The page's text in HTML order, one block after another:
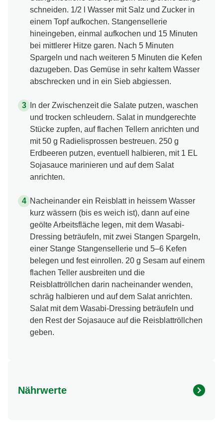
schneiden. 1/2 l Wasser mit Salz und Zucker in
einem Topf aufkochen. Stangensellerie
hineingeben, einmal aufkochen und 15 Minuten
bei mittlerer Hitze garen. Nach 5 Minuten
Spargeln und nach weiteren 5 Minuten die Kefen
dazugeben. Das Gemüse in sehr kaltem Wasser
abschrecken und in ein Sieb abgiessen.
In der Zwischenzeit die Salate putzen, waschen
und trocken schleudern. Salat in mundgerechte
Stücke zupfen, auf flachen Tellern anrichten und
mit 50 g Radielisprossen bestreuen. 250 g
Erdbeeren putzen, eventuell halbieren, mit 1 EL
Sojasauce marinieren und auf dem Salat
anrichten.
Nacheinander ein Reisblatt in heissem Wasser
kurz wässern (bis es weich ist), dann auf eine
geölte Arbeitsfläche legen, mit dem Wasabi-
Dressing beträufeln, mit zwei Stangen Spargeln,
einer Stange Stangensellerie und 5–6 Kefen
belegen und fest einrollen. 20 g Sesam auf einem
flachen Teller ausbreiten und die
Reisblattröllchen darin nacheinander wenden,
schräg halbieren und auf dem Salat anrichten.
Salat mit dem Wasabi-Dressing beträufeln und
den Rest der Sojasauce auf die Reisblattröllchen
geben.
Nährwerte